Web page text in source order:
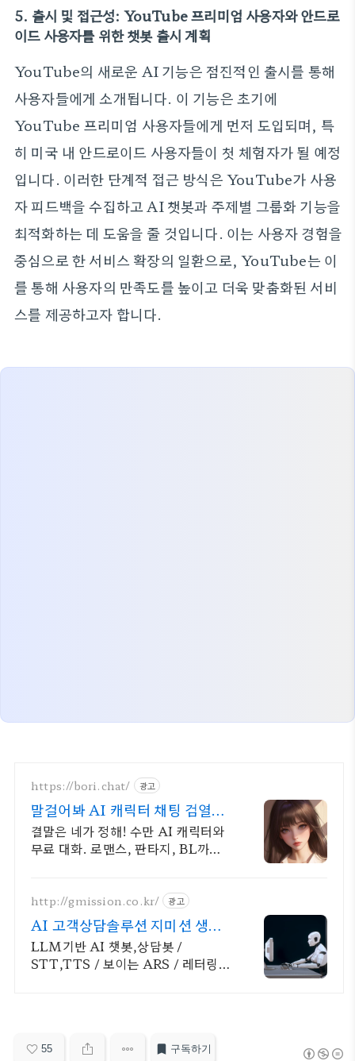
5. 출시 및 접근성: YouTube 프리미엄 사용자와 안드로
이드 사용자를 위한 챗봇 출시 계획
YouTube의 새로운 AI 기능은 점진적인 출시를 통해
사용자들에게 소개됩니다. 이 기능은 초기에
YouTube 프리미엄 사용자들에게 먼저 도입되며, 특
히 미국 내 안드로이드 사용자들이 첫 체험자가 될 예정
입니다. 이러한 단계적 접근 방식은 YouTube가 사용
자 피드백을 수집하고 AI 챗봇과 주제별 그룹화 기능을
최적화하는 데 도움을 줄 것입니다. 이는 사용자 경험을
중심으로 한 서비스 확장의 일환으로, YouTube는 이
를 통해 사용자의 만족도를 높이고 더욱 맞춤화된 서비
스를 제공하고자 합니다.
https://bori.chat/ 광고
말걸어봐 AI 캐릭터 채팅 검열없
는 자유대화
결말은 네가 정해! 수만 AI 캐릭터와
무료 대화. 로맨스, 판타지, BL까지.
http://gmission.co.kr/ 광고
AI 고객상담솔루션 지미션 생성
형AI 기반 솔루션 개발
LLM기반 AI 챗봇,상담봇 /
STT,TTS / 보이는 ARS / 레터링
55 구독하기